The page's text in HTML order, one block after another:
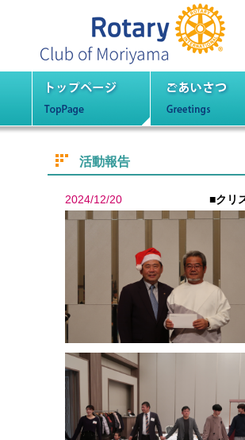
守山ロ
活動報告
2024/12/20
■クリ